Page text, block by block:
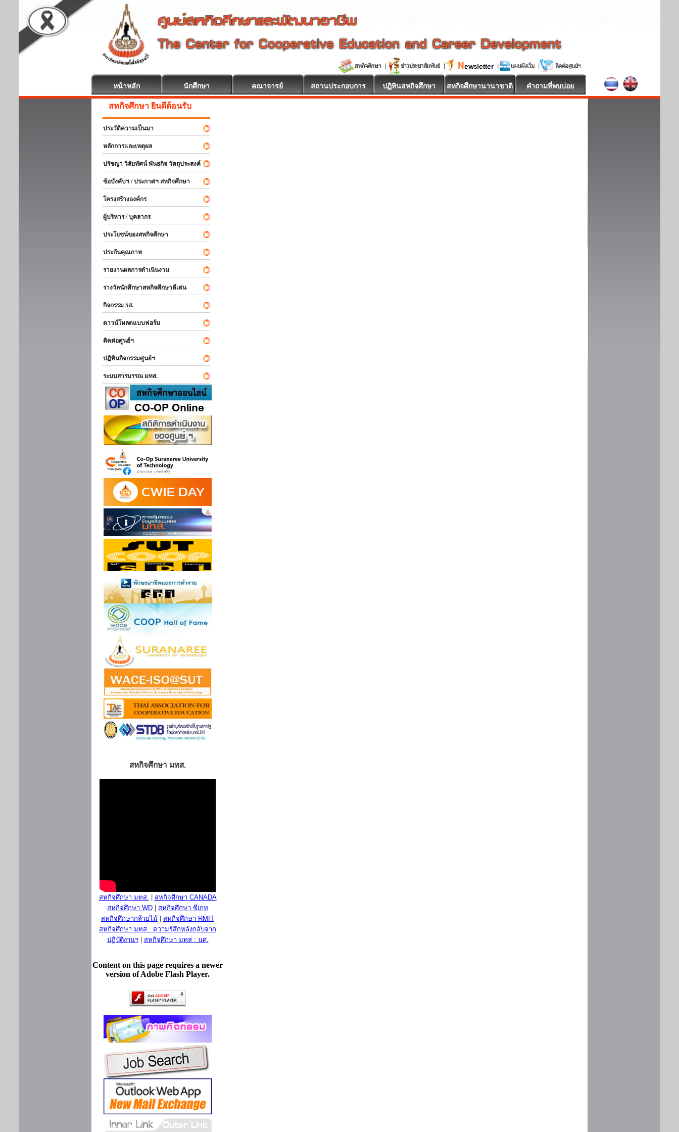
หน้าหลัก นักศึกษา คณาจารย์ สถานประกอบการ ปฏิทินสหกิจศึกษา สหกิจศึกษานานาชาติ คำถามที่พบบ่อย
สหกิจศึกษา ยินดีต้อนรับ
ประวัติความเป็นมา
หลักการและเหตุผล
ปรัชญา วิสัยทัศน์ พันธกิจ วัตถุประสงค์
ข้อบังคับฯ / ประกาศฯ สหกิจศึกษา
โครงสร้างองค์กร
ผู้บริหาร / บุคลากร
ประโยชน์ของสหกิจศึกษา
ประกันคุณภาพ
รายงานผลการดำเนินงาน
รางวัลนักศึกษาสหกิจศึกษาดีเด่น
กิจกรรม 5ส.
ดาวน์โหลดแบบฟอร์ม
ติดต่อศูนย์ฯ
ปฏิทินกิจกรรมศูนย์ฯ
ระบบสารบรรณ มทส.
สหกิจศึกษา มทส.
สหกิจศึกษา มทส.
สหกิจศึกษา CANADA
สหกิจศึกษา WD
สหกิจศึกษา ซีเกท
สหกิจศึกษากล้วยไม้
สหกิจศึกษา RMIT
สหกิจศึกษา มทส : ความรู้สึกหลังกลับจาก
ปฏิบัติงานฯ| สหกิจศึกษา มทส : นศ.
Content on this page requires a newer
version of Adobe Flash Player.